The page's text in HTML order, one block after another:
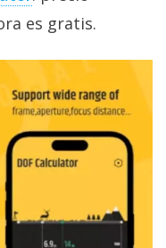
es gratis.